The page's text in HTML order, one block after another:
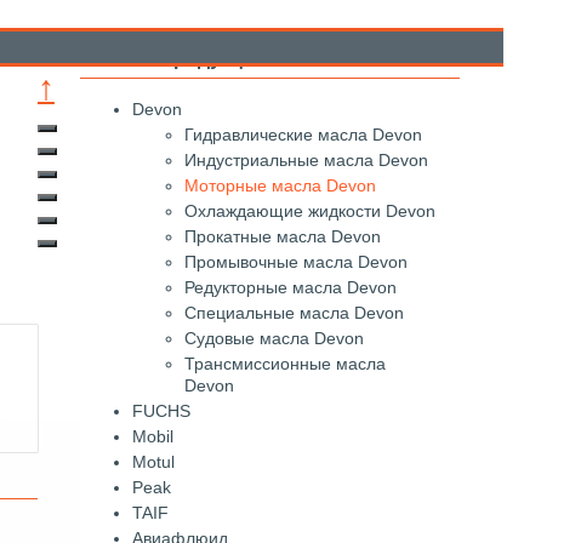
Каталог продукции
Devon
Гидравлические масла Devon
Индустриальные масла Devon
Моторные масла Devon
Охлаждающие жидкости Devon
Прокатные масла Devon
Промывочные масла Devon
Редукторные масла Devon
Специальные масла Devon
Судовые масла Devon
Трансмиссионные масла
Devon
FUCHS
Mobil
Motul
Peak
TAIF
Авиафлюид
↑